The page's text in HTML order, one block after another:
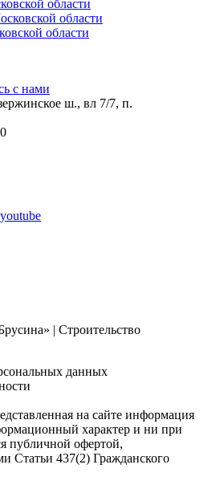
области
области
области
с нами
ш., вл 7/7, п.
| Строительство
данных
на сайте информация
характер и ни при
публичной офертой,
Статьи 437(2) Гражданского